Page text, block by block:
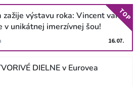
výstavu roka: Vincent van
v unikátnej imerzívnej šou!
16.07.
TOP
DIELNE v Eurovea